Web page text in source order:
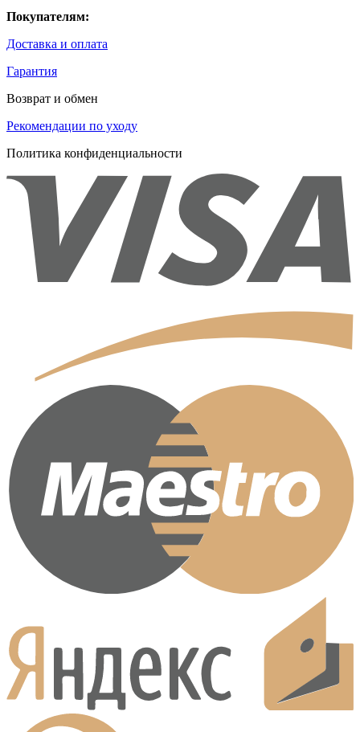
Покупателям:
Доставка и оплата
Гарантия
Возврат и обмен
Рекомендации по уходу
Политика конфиденциальности